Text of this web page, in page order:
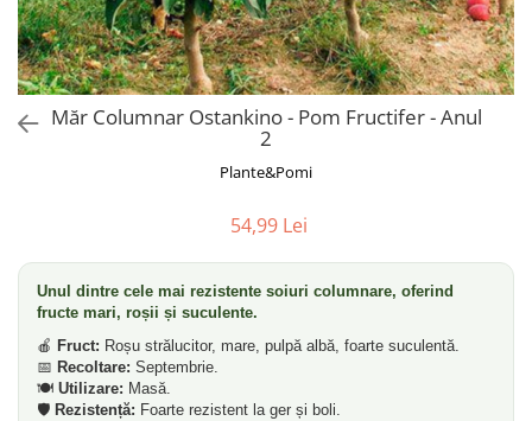
Corn
Smochin
Kaki Măr Columnar Ostankino - Pom Fructifer - Anul
2
Plante&Pomi
54,99 Lei
Unul dintre cele mai rezistente soiuri columnare, oferind
fructe mari, roșii și suculente.
🍎 Fruct: Roșu strălucitor, mare, pulpă albă, foarte suculentă.
📅 Recoltare: Septembrie.
🍽️ Utilizare: Masă.
🛡️ Rezistență: Foarte rezistent la ger și boli.